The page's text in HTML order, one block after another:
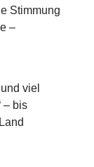
Stimmung
–
viel
– bis